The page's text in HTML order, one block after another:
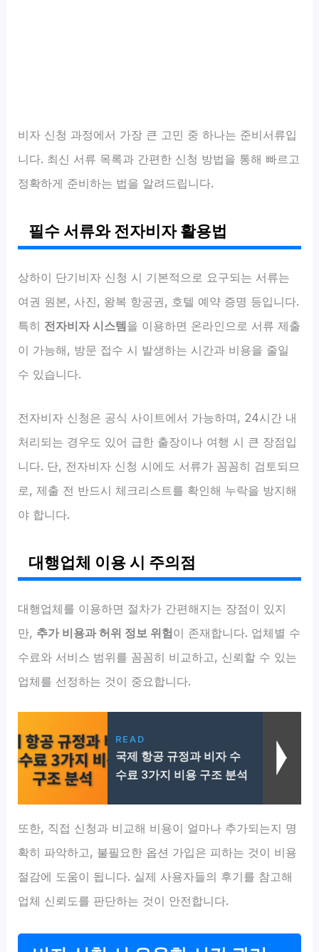
비자 신청 과정에서 가장 큰 고민 중 하나는 준비서류입
니다. 최신 서류 목록과 간편한 신청 방법을 통해 빠르고
정확하게 준비하는 법을 알려드립니다.
필수 서류와 전자비자 활용법
상하이 단기비자 신청 시 기본적으로 요구되는 서류는
여권 원본, 사진, 왕복 항공권, 호텔 예약 증명 등입니다.
특히 전자비자 시스템을 이용하면 온라인으로 서류 제출
이 가능해, 방문 접수 시 발생하는 시간과 비용을 줄일
수 있습니다.
전자비자 신청은 공식 사이트에서 가능하며, 24시간 내
처리되는 경우도 있어 급한 출장이나 여행 시 큰 장점입
니다. 단, 전자비자 신청 시에도 서류가 꼼꼼히 검토되므
로, 제출 전 반드시 체크리스트를 확인해 누락을 방지해
야 합니다.
대행업체 이용 시 주의점
대행업체를 이용하면 절차가 간편해지는 장점이 있지
만, 추가 비용과 허위 정보 위험이 존재합니다. 업체별 수
수료와 서비스 범위를 꼼꼼히 비교하고, 신뢰할 수 있는
업체를 선정하는 것이 중요합니다.
READ
국제 항공 규정과 비자 수
수료 3가지 비용 구조 분석
또한, 직접 신청과 비교해 비용이 얼마나 추가되는지 명
확히 파악하고, 불필요한 옵션 가입은 피하는 것이 비용
절감에 도움이 됩니다. 실제 사용자들의 후기를 참고해
업체 신뢰도를 판단하는 것이 안전합니다.